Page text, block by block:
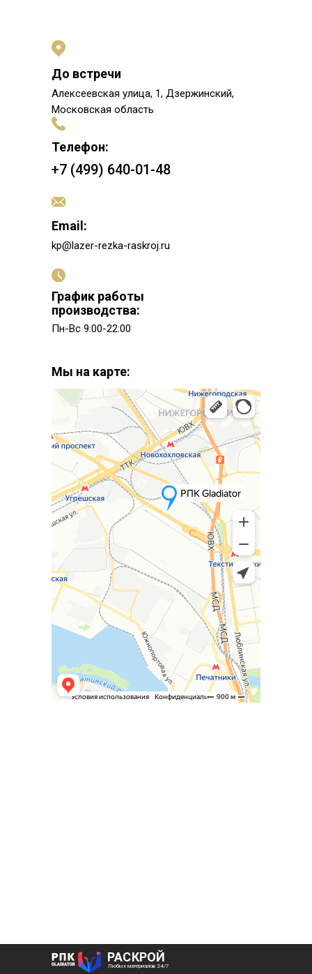
Мы на карте:
До встречи
Алексеевская улица, 1, Дзержинский,
Московская область
Телефон:
+7 (499) 640-01-48
kp@lazer-rezka-raskroj.ru
Email:
Пн-Вс 9:00-22:00
График работы
производства:
Любых материалов 24/7
РАСКРОЙ